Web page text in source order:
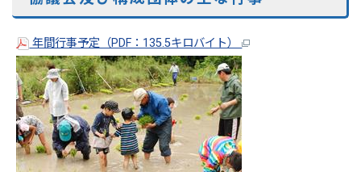
年間行事予定（PDF：135.5キロバイト）